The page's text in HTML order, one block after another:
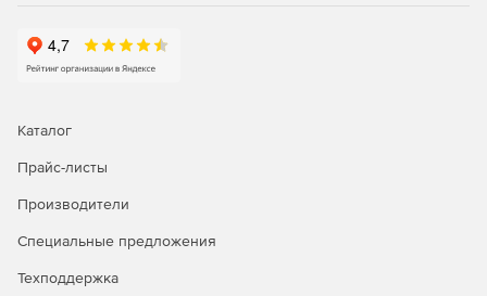
Каталог
Прайс-листы
Производители
Специальные предложения
Техподдержка